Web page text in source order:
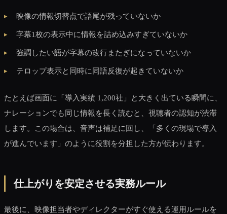
映像の情報切替点で語尾が残っていないか
字幕1枚の表示中に情報を詰め込みすぎていないか
強調したい語が字幕の改行またぎになっていないか
テロップ表示と同時に同語反復が起きていないか
たとえば画面に「導入実績 1,200社」と大きく出ている瞬間に、
ナレーションでも同じ情報を長く読むと、視聴者の認知が渋滞
します。この場合は、音声は補足に回し、「多くの現場で導入
が進んでいます」のように役割を分担した方が伝わります。
仕上がりを安定させる実務ルール
最後に、映像担当者やディレクターがすぐ使える運用ルールを